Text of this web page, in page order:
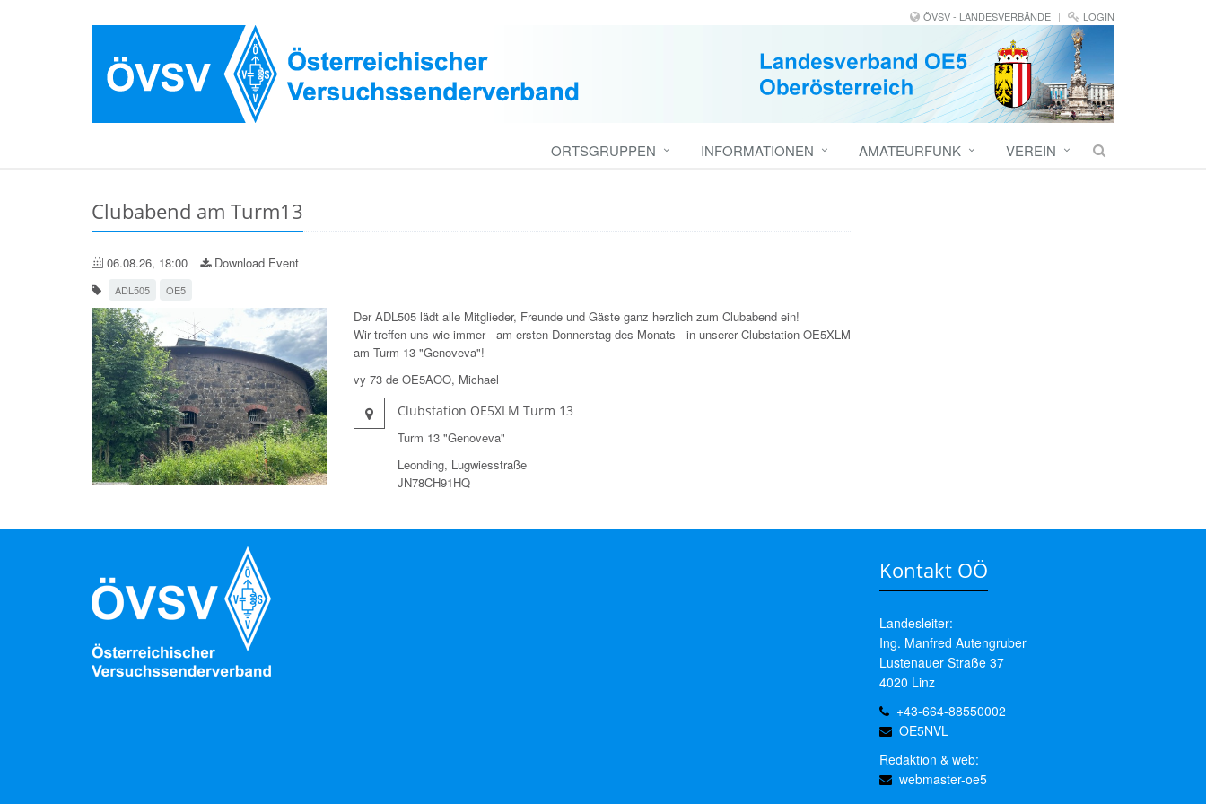
ÖVSV - LANDESVERBÄNDE LOGIN
ORTSGRUPPEN INFORMATIONEN AMATEURFUNK VEREIN
Clubabend am Turm13
06.08.26, 18:00 Download Event
ADL505 OE5
Der ADL505 lädt alle Mitglieder, Freunde und Gäste ganz herzlich zum Clubabend ein!
Wir treffen uns wie immer - am ersten Donnerstag des Monats - in unserer Clubstation OE5XLM
am Turm 13 "Genoveva"!
vy 73 de OE5AOO, Michael
Clubstation OE5XLM Turm 13
Turm 13 "Genoveva"
Leonding, Lugwiesstraße
JN78CH91HQ
Kontakt OÖ
Landesleiter:
Ing. Manfred Autengruber
Lustenauer Straße 37
4020 Linz
+43-664-88550002
OE5NVL
Redaktion & web:
webmaster-oe5